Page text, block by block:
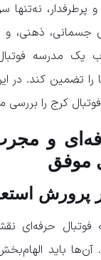
پرطرفدار، نه‌تنها
جسمانی، ذهنی، و
یک مدرسه
را تضمین کند. در
کرج را بررسی
و
موفق
پرورش
حرفه‌ای
باید